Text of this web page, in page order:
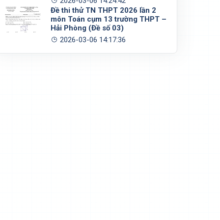
Đề thi thử TN THPT 2026 lần 2
môn Toán cụm 13 trường THPT –
Hải Phòng (Đề số 03)
2026-03-06 14:17:36